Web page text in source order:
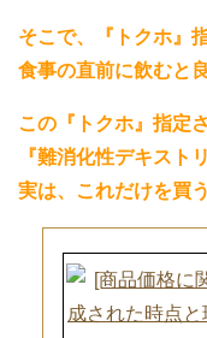
そこで、『トクホ』
食事の直前に飲むと
この『トクホ』指定
『難消化性デキスト
実は、これだけを買